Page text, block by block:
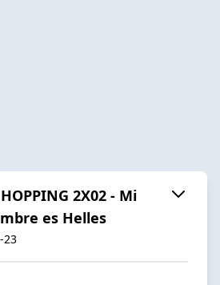
2X02 - Mi
es Helles
23